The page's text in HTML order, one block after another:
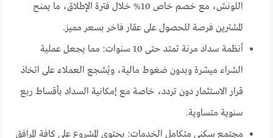
اللونش، مع خصم خاص 10% خلال فترة الإطلاق، ما يمنح
المشترين فرصة للحصول على عقار فاخر بسعر مميز.
أنظمة سداد مرنة تمتد حتى 10 سنوات: مما يجعل عملية
الشراء ميسّرة وبدون ضغوط مالية، ويُشجع العملاء على اتخاذ
قرار الاستثمار دون تردد، خاصة مع إمكانية السداد بأقساط ربع
سنوية متساوية.
مجتمع سكني متكامل الخدمات: يحتوي المشروع على كافة المرافق